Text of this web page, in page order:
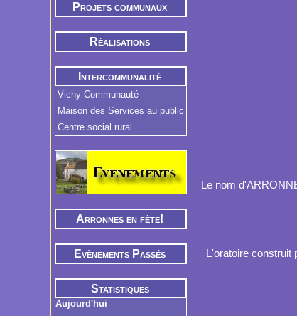
Projets communaux
Réalisations
Intercommunalité
Vichy Communauté
Maison des Services au public
Centre social rural
Arronnes en fête!
Evènements Passés
Statistiques
Aujourd'hui
Le nom
L'oratoire construit